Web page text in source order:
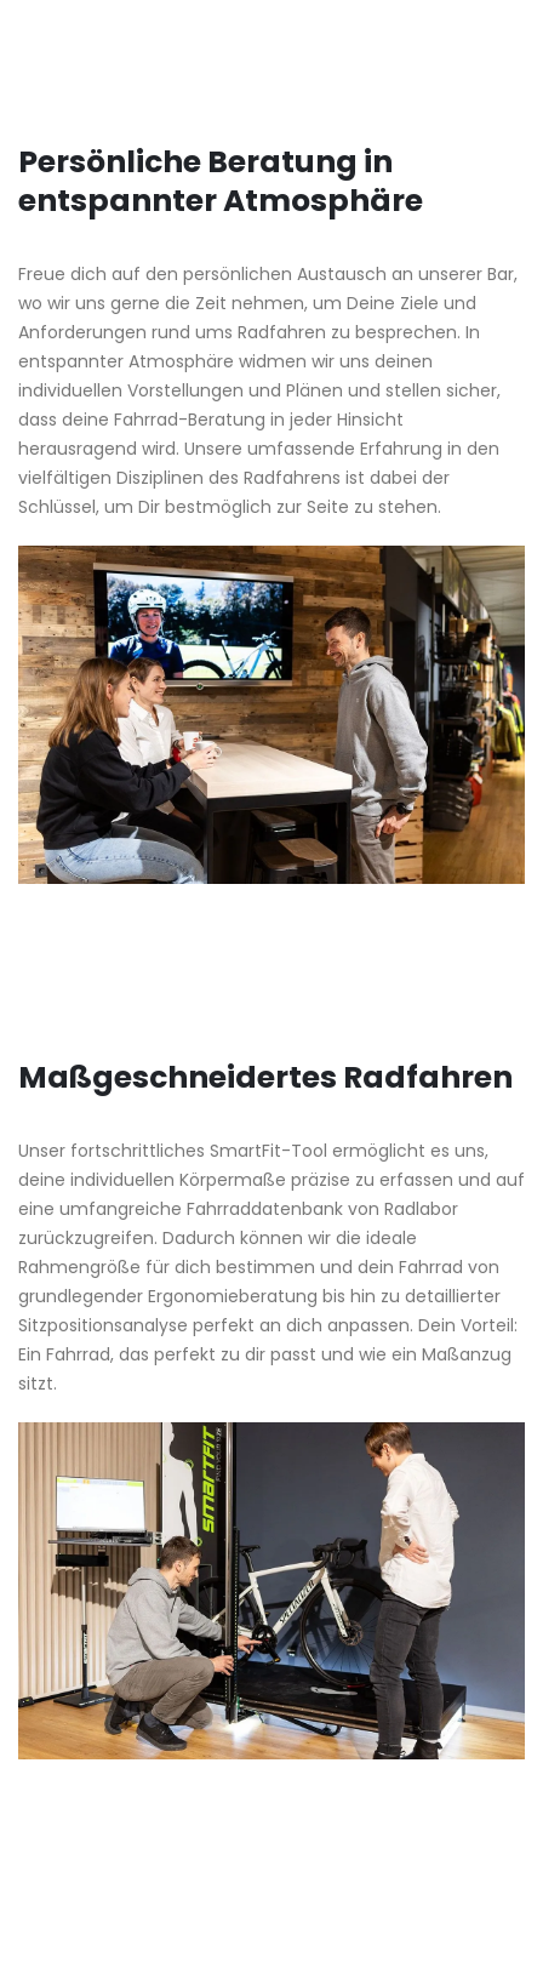
Persönliche Beratung in
entspannter Atmosphäre
Freue dich auf den persönlichen Austausch an unserer Bar,
wo wir uns gerne die Zeit nehmen, um Deine Ziele und
Anforderungen rund ums Radfahren zu besprechen. In
entspannter Atmosphäre widmen wir uns deinen
individuellen Vorstellungen und Plänen und stellen sicher,
dass deine Fahrrad-Beratung in jeder Hinsicht
herausragend wird. Unsere umfassende Erfahrung in den
vielfältigen Disziplinen des Radfahrens ist dabei der
Schlüssel, um Dir bestmöglich zur Seite zu stehen.
Maßgeschneidertes Radfahren
Unser fortschrittliches SmartFit-Tool ermöglicht es uns,
deine individuellen Körpermaße präzise zu erfassen und auf
eine umfangreiche Fahrraddatenbank von Radlabor
zurückzugreifen. Dadurch können wir die ideale
Rahmengröße für dich bestimmen und dein Fahrrad von
grundlegender Ergonomieberatung bis hin zu detaillierter
Sitzpositionsanalyse perfekt an dich anpassen. Dein Vorteil:
Ein Fahrrad, das perfekt zu dir passt und wie ein Maßanzug
sitzt.